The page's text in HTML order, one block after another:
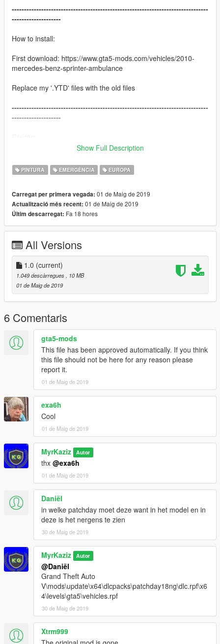
--------------------------------------------------------------------------------
--------------------
How to install:
First download: https://www.gta5-mods.com/vehicles/2010-
mercedes-benz-sprinter-ambulance
Replace my '.YTD' files with the old files
--------------------------------------------------------------------------------
--------------------
Skin: Kamiel G.
Screenshots: SoppeJam
--------------------------------------------------------------------------------
--------------------
Bugs/problems:
Fixes:
--------------------------------------------------------------------------------
--------------------
Follow me on Instagram: kamielg.modding
Show Full Description
PINTURA EMERGÈNCIA EUROPA
Carregat per primera vegada: 01 de Maig de 2019
Actualització més recent: 01 de Maig de 2019
Últim descarregat: Fa 18 hores
All Versions
1.0 (current)
1.049 descàrregues
, 10 MB
01 de Maig de 2019
6 Comentaris
gta5-mods
This file has been approved automatically. If you think
this file should not be here for any reason please
report it.
01 de Maig de 2019
exa6h
Cool
01 de Maig de 2019
MyrKaziz Autor
thx @exa6h
01 de Maig de 2019
Daniël
in welke patchday moet deze want in het model en in
deze is het nergens te zien
30 de Maig de 2019
MyrKaziz Autor
@Daniël
Grand Theft Auto
V\mods\update\x64\dlcpacks\patchday18ng\dlc.rpf\x6
4\levels\gta5\vehicles.rpf
30 de Maig de 2019
Xtrm999